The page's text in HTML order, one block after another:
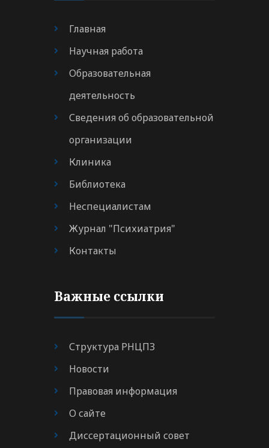
Главная
Научная работа
Образовательная
деятельность
Сведения об образовательной
организации
Клиника
Библиотека
Неспециалистам
Журнал "Психиатрия"
Контакты
Важные ссылки
Структура РНЦПЗ
Новости
Правовая информация
О сайте
Диссертационный совет